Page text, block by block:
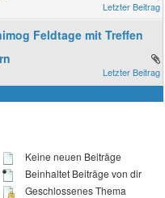
Feldtage mit Treffen
Keine neuen Beiträge
Beinhaltet Beiträge von dir
Geschlossenes Thema